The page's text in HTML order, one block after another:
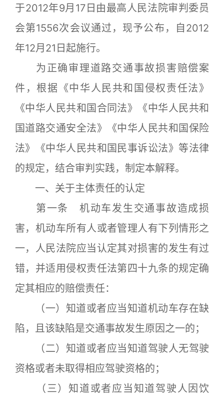
于2012年9月17日由最高人民法院审判委员
会第1556次会议通过，现予公布，自2012
年12月21日起施行。
为正确审理道路交通事故损害赔偿案
件，根据《中华人民共和国侵权责任法》
《中华人民共和国合同法》《中华人民共和
国道路交通安全法》《中华人民共和国保险
法》《中华人民共和国民事诉讼法》等法律
的规定，结合审判实践，制定本解释。
一、关于主体责任的认定
第一条 机动车发生交通事故造成损
害，机动车所有人或者管理人有下列情形之
一，人民法院应当认定其对损害的发生有过
错，并适用侵权责任法第四十九条的规定确
定其相应的赔偿责任：
（一）知道或者应当知道机动车存在缺
陷，且该缺陷是交通事故发生原因之一的；
（二）知道或者应当知道驾驶人无驾驶
资格或者未取得相应驾驶资格的；
（三）知道或者应当知道驾驶人因饮